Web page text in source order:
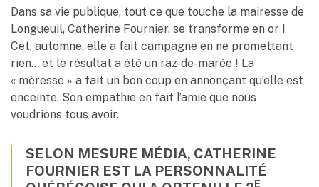
Dans sa vie publique, tout ce que touche la mairesse de
Longueuil, Catherine Fournier, se transforme en or !
Cet, automne, elle a fait campagne en ne promettant
rien… et le résultat a été un raz-de-marée ! La
« mèresse » a fait un bon coup en annonçant qu’elle est
enceinte. Son empathie en fait l’amie que nous
voudrions tous avoir.
SELON MESURE MÉDIA, CATHERINE
FOURNIER EST LA PERSONNALITÉ
E